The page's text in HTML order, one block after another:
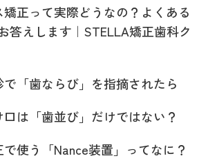
正って実際どうなの？よくある
答えします｜STELLA矯正歯科ク
「歯ならび」を指摘されたら
は「歯並び」だけではない？
使う「Nance装置」ってなに？